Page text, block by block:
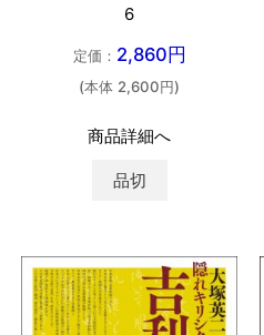
6
定価： 2,860円
(本体 2,600円)
商品詳細へ
品切